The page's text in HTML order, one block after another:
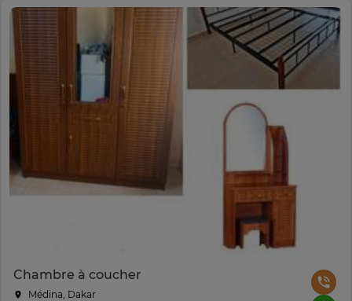
Chambre à coucher
Médina, Dakar